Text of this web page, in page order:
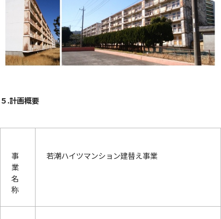
５.計画概要
事
業
名
称
若潮ハイツマンション建替え事業